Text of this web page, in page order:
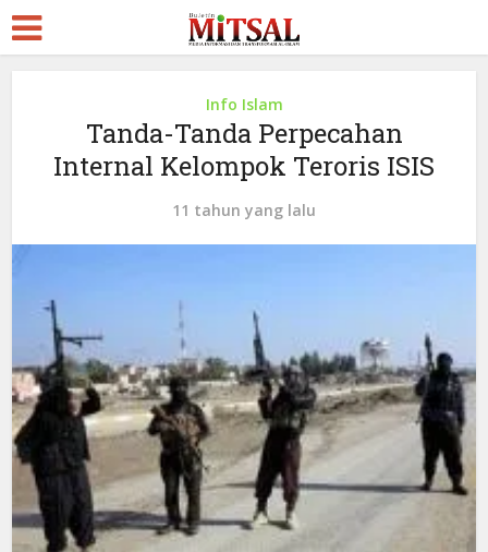
Info Islam
Tanda-Tanda Perpecahan
Internal Kelompok Teroris ISIS
11 tahun yang lalu